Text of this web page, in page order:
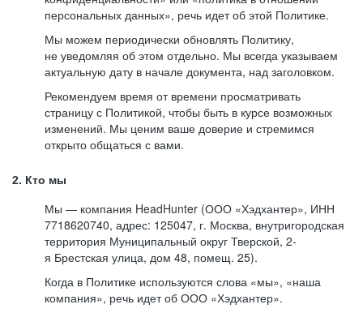
персональных данных», речь идет об этой Политике.
Мы можем периодически обновлять Политику,
не уведомляя об этом отдельно. Мы всегда указываем
актуальную дату в начале документа, над заголовком.
Рекомендуем время от времени просматривать
страницу с Политикой, чтобы быть в курсе возможных
изменений. Мы ценим ваше доверие и стремимся
открыто общаться с вами.
2. Кто мы
Мы — компания HeadHunter (ООО «Хэдхантер», ИНН
7718620740, адрес: 125047, г. Москва, внутригородская
территория Муниципальный округ Тверской, 2-
я Брестская улица, дом 48, помещ. 25).
Когда в Политике используются слова «мы», «наша
компания», речь идет об ООО «Хэдхантер».